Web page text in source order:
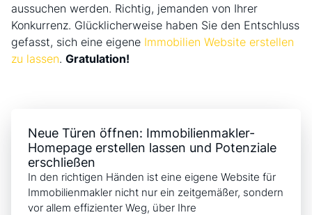
aussuchen werden. Richtig, jemanden von Ihrer
Konkurrenz. Glücklicherweise haben Sie den Entschluss
gefasst, sich eine eigene Immobilien Website erstellen
zu lassen. Gratulation!
Neue Türen öffnen: Immobilienmakler-
Homepage erstellen lassen und Potenziale
erschließen
In den richtigen Händen ist eine eigene Website für
Immobilienmakler nicht nur ein zeitgemäßer, sondern
vor allem effizienter Weg, über Ihre